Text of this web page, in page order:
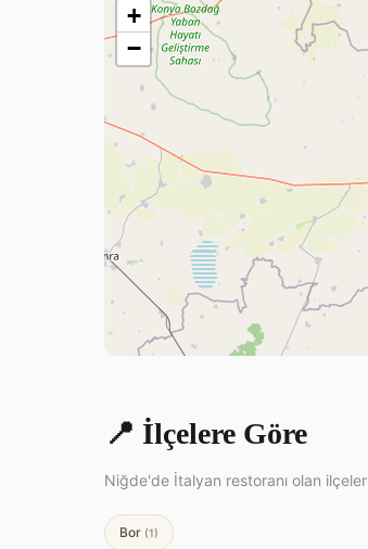
+
−
📍 İlçelere Göre
Niğde'de İtalyan restoranı olan ilçeler
Bor (1)